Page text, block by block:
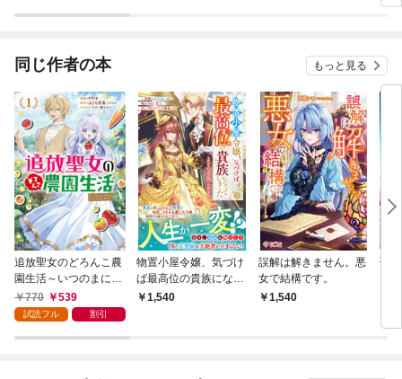
き
同じ作者の本 もっと見る
追放聖女のどろんこ農
園生活～いつのまにか
隣国を救ってしまいま
した～（コミック） 1
770 539
試読フル 割引
物置小屋令嬢、気づけ
ば最高位の貴族になっ
ていました～家族に厄
1,540
誤解は解きません。悪
女で結構です。
1,540
聖
和
ラ